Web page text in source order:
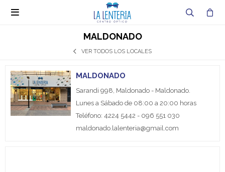

MALDONADO
VER TODOS LOS LOCALES
MALDONADO
Sarandi 998, Maldonado - Maldonado.
Lunes a Sábado de 08:00 a 20:00 horas
Teléfono: 4224 5442 - 096 551 030
maldonado.lalenteria@gmail.com